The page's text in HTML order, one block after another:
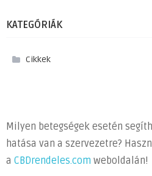
KATEGÓRIÁK
Cikkek
Milyen betegségek esetén
hatása van a szervezetre?
a CBDrendeles.com weboldalán!